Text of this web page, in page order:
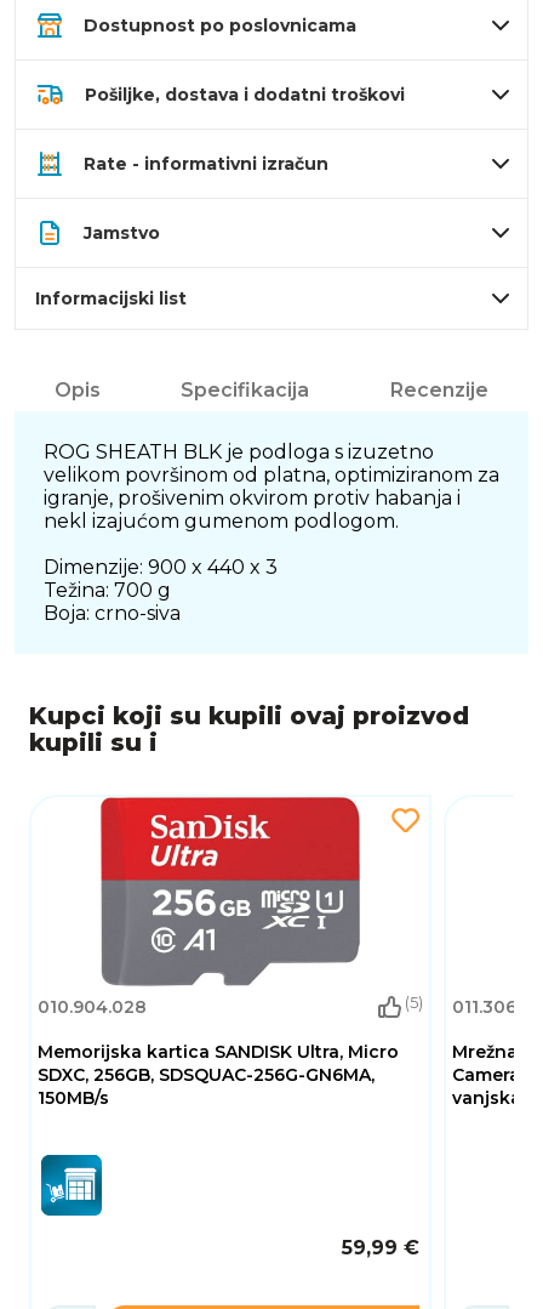
Dostupnost po poslovnicama
Pošiljke, dostava i dodatni troškovi
Rate - informativni izračun
Jamstvo
Informacijski list
Opis Specifikacija Recenzije
ROG SHEATH BLK je podloga s izuzetno
velikom površinom od platna, optimiziranom za
igranje, prošivenim okvirom protiv habanja i
nekl izajućom gumenom podlogom.
Dimenzije: 900 x 440 x 3
Težina: 700 g
Boja: crno-siva
Kupci koji su kupili ovaj proizvod
kupili su i
010.904.028 (5)
Memorijska kartica SANDISK Ultra, Micro
SDXC, 256GB, SDSQUAC-256G-GN6MA,
150MB/s
59,99 €
Mrežna
Camera
vanjska